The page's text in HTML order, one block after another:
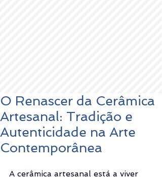
O Renascer da Cerâmica
Artesanal: Tradição e
Autenticidade na Arte
Contemporânea
A cerâmica artesanal está a viver